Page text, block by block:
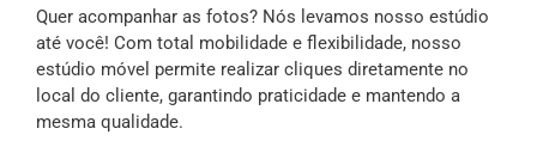
Quer acompanhar as fotos? Nós levamos nosso estúdio
até você! Com total mobilidade e flexibilidade, nosso
estúdio móvel permite realizar cliques diretamente no
local do cliente, garantindo praticidade e mantendo a
mesma qualidade.